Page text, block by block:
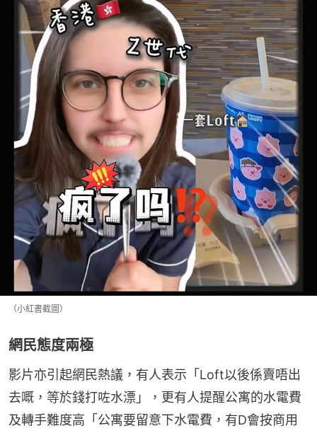
（小紅書截圖）
網民態度兩極
影片亦引起網民熱議，有人表示「Loft以後係賣唔出
去嘅，等於錢打咗水漂」，更有人提醒公寓的水電費
及轉手難度高「公寓要留意下水電費，有D會按商用